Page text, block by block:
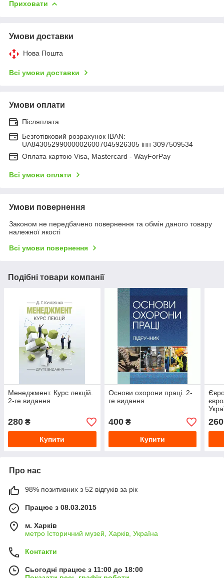
Приховати
Умови доставки
Нова Пошта
Всі умови доставки
Умови оплати
Післяплата
Безготівковий розрахунок IBAN:
UA843052990000026007045926305 інн 3097509534
Оплата картою Visa, Mastercard - WayForPay
Всі умови оплати
Умови повернення
Законом не передбачено повернення та обмін даного товару
належної якості
Всі умови повернення
Подібні товари компанії
Менеджмент. Курс лекцій.
2-ге видання
280 ₴
Купити
Основи охорони праці. 2-
ге видання
400₴
Купити
260
Про нас
98% позитивних з 52 відгуків за рік
Працює з 08.03.2015
м. Харків
метро Історичний музей, Харків, Україна
Контакти
Сьогодні працює з 11:00 до 18:00